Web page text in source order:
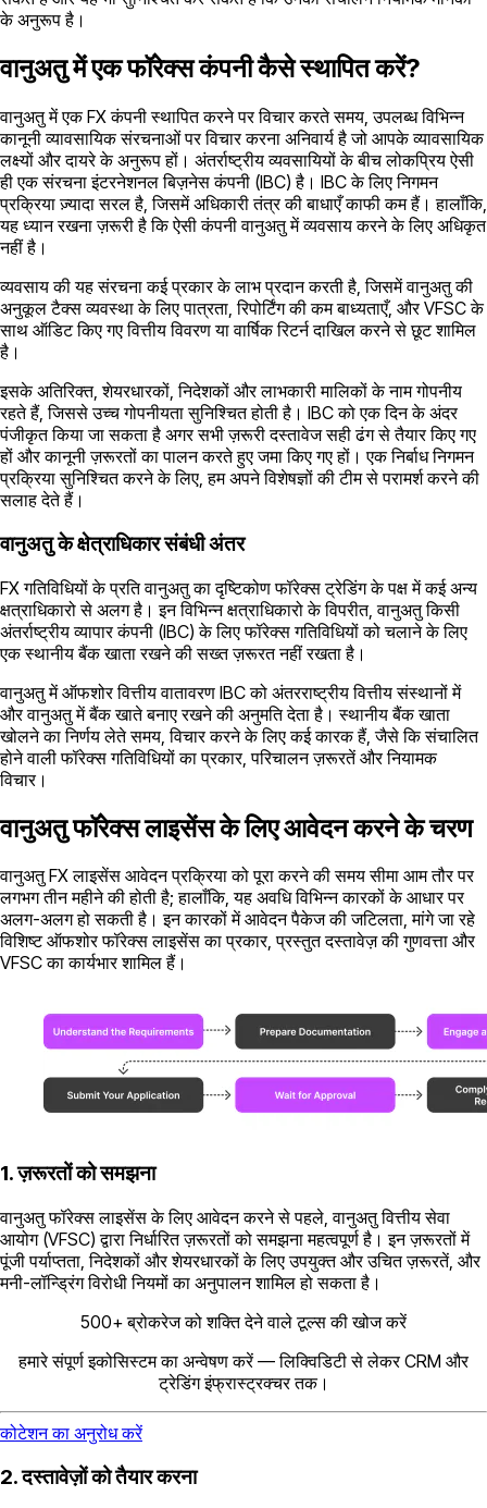
के अनुरूप है।
वानुअतु में एक फॉरेक्स कंपनी कैसे स्थापित करें?
वानुअतु में एक FX कंपनी स्थापित करने पर विचार करते समय, उपलब्ध विभिन्न
कानूनी व्यावसायिक संरचनाओं पर विचार करना अनिवार्य है जो आपके व्यावसायिक
लक्ष्यों और दायरे के अनुरूप हों। अंतर्राष्ट्रीय व्यवसायियों के बीच लोकप्रिय ऐसी
ही एक संरचना इंटरनेशनल बिज़नेस कंपनी (IBC) है। IBC के लिए निगमन
प्रक्रिया ज़्यादा सरल है, जिसमें अधिकारी तंत्र की बाधाएँ काफी कम हैं। हालाँकि,
यह ध्यान रखना ज़रूरी है कि ऐसी कंपनी वानुअतु में व्यवसाय करने के लिए अधिकृत
नहीं है।
व्यवसाय की यह संरचना कई प्रकार के लाभ प्रदान करती है, जिसमें वानुअतु की
अनुकूल टैक्स व्यवस्था के लिए पात्रता, रिपोर्टिंग की कम बाध्यताएँ, और VFSC के
साथ ऑडिट किए गए वित्तीय विवरण या वार्षिक रिटर्न दाखिल करने से छूट शामिल
है।
इसके अतिरिक्त, शेयरधारकों, निदेशकों और लाभकारी मालिकों के नाम गोपनीय
रहते हैं, जिससे उच्च गोपनीयता सुनिश्चित होती है। IBC को एक दिन के अंदर
पंजीकृत किया जा सकता है अगर सभी ज़रूरी दस्तावेज सही ढंग से तैयार किए गए
हों और कानूनी ज़रूरतों का पालन करते हुए जमा किए गए हों। एक निर्बाध निगमन
प्रक्रिया सुनिश्चित करने के लिए, हम अपने विशेषज्ञों की टीम से परामर्श करने की
सलाह देते हैं।
वानुअतु के क्षेत्राधिकार संबंधी अंतर
FX गतिविधियों के प्रति वानुअतु का दृष्टिकोण फॉरेक्स ट्रेडिंग के पक्ष में कई अन्य
क्षत्राधिकारो से अलग है। इन विभिन्न क्षत्राधिकारो के विपरीत, वानुअतु किसी
अंतर्राष्ट्रीय व्यापार कंपनी (IBC) के लिए फॉरेक्स गतिविधियों को चलाने के लिए
एक स्थानीय बैंक खाता रखने की सख्त ज़रूरत नहीं रखता है।
वानुअतु में ऑफशोर वित्तीय वातावरण IBC को अंतरराष्ट्रीय वित्तीय संस्थानों में
और वानुअतु में बैंक खाते बनाए रखने की अनुमति देता है। स्थानीय बैंक खाता
खोलने का निर्णय लेते समय, विचार करने के लिए कई कारक हैं, जैसे कि संचालित
होने वाली फॉरेक्स गतिविधियों का प्रकार, परिचालन ज़रूरतें और नियामक
विचार।
वानुअतु फॉरेक्स लाइसेंस के लिए आवेदन करने के चरण
वानुअतु FX लाइसेंस आवेदन प्रक्रिया को पूरा करने की समय सीमा आम तौर पर
लगभग तीन महीने की होती है; हालाँकि, यह अवधि विभिन्न कारकों के आधार पर
अलग-अलग हो सकती है। इन कारकों में आवेदन पैकेज की जटिलता, मांगे जा रहे
विशिष्ट ऑफशोर फॉरेक्स लाइसेंस का प्रकार, प्रस्तुत दस्तावेज़ की गुणवत्ता और
VFSC का कार्यभार शामिल हैं।
1. ज़रूरतों को समझना
वानुअतु फॉरेक्स लाइसेंस के लिए आवेदन करने से पहले, वानुअतु वित्तीय सेवा
आयोग (VFSC) द्वारा निर्धारित ज़रूरतों को समझना महत्वपूर्ण है। इन ज़रूरतों में
पूंजी पर्याप्तता, निदेशकों और शेयरधारकों के लिए उपयुक्त और उचित ज़रूरतें, और
मनी-लॉन्ड्रिंग विरोधी नियमों का अनुपालन शामिल हो सकता है।
500+ ब्रोकरेज को शक्ति देने वाले टूल्स की खोज करें
हमारे संपूर्ण इकोसिस्टम का अन्वेषण करें — लिक्विडिटी से लेकर CRM और
ट्रेडिंग इंफ्रास्ट्रक्चर तक।
कोटेशन का अनुरोध करें
2. दस्तावेज़ों को तैयार करना